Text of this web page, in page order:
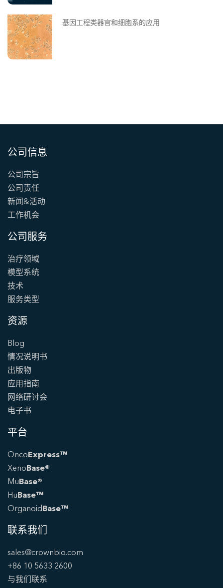
基因工程类器官和细胞系的应用
公司信息
公司宗旨
公司责任
新闻&活动
工作机会
公司服务
治疗领域
模型系统
技术
服务类型
资源
Blog
情况说明书
出版物
应用指南
网络研讨会
电子书
平台
OncoExpress™
XenoBase®
MuBase®
HuBase™
OrganoidBase™
联系我们
sales@crownbio.com
+86 10 5633 2600
与我们联系